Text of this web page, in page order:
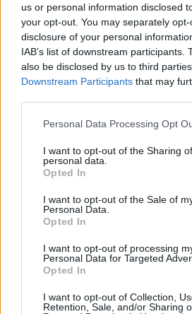
us or personal information disclosed
your opt-out. You may separately
disclosure of your personal
IAB’s list of downstream participants.
also be disclosed by us to third
Downstream Participants that may
Personal Data Processing Opt
I want to opt-out of the Sharing
personal data.
Opted In
I want to opt-out of the Sale of
Personal Data.
Opted In
I want to opt-out of processing
Personal Data for Targeted
Opted In
I want to opt-out of Collection,
Retention, Sale, and/or Sharing
1€ et 120 c =... € et ....... c 2 €
....... c
1€ et 210 c =... € et ....... c 4 €
....... c
http://www.i-profs.fr
suivantes ?
Télécharger le
ce2-trace-ecrite-monnaie-relation-
Partager le document